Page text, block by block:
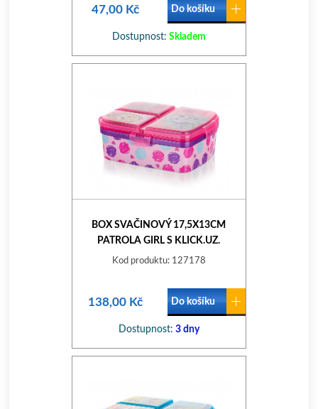
47,00 Kč Do košíku
Dostupnost: Skladem
BOX SVAČINOVÝ 17,5X13CM
PATROLA GIRL S KLICK.UZ.
DĚLENÝ PH
Kod produktu: 127178
138,00 Kč Do košíku
Dostupnost: 3 dny